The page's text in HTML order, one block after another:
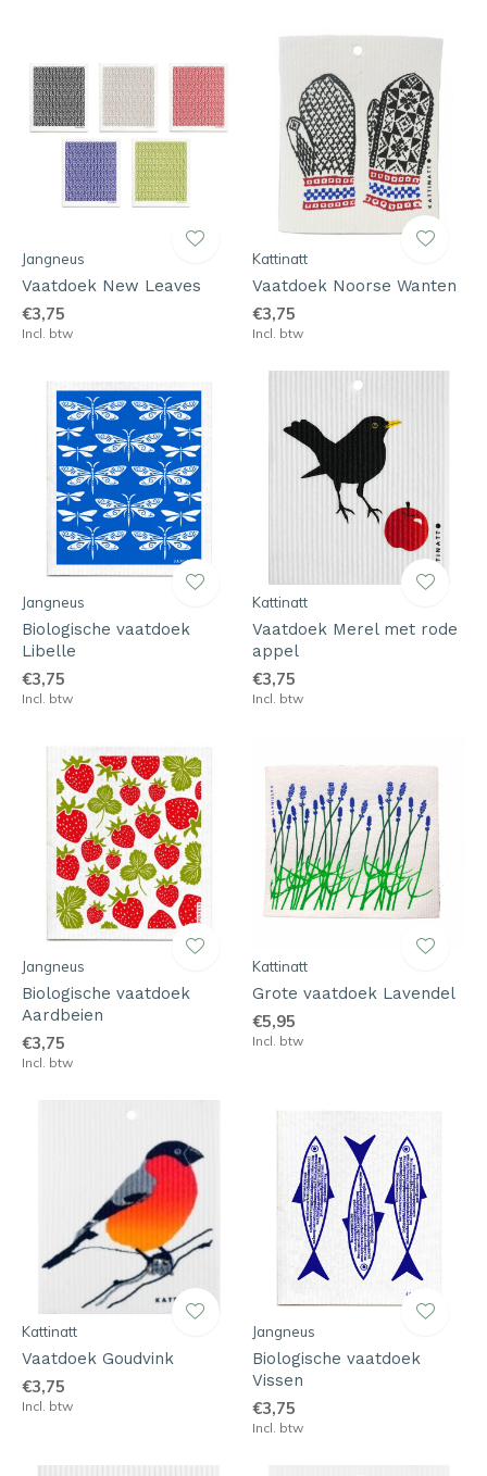
Jangneus
Vaatdoek New Leaves
€3,75
Incl. btw
Kattinatt
Vaatdoek Noorse Wanten
€3,75
Incl. btw
Jangneus
Biologische vaatdoek
Libelle
€3,75
Incl. btw
Kattinatt
Vaatdoek Merel met rode
appel
€3,75
Incl. btw
Jangneus
Biologische vaatdoek
Aardbeien
€3,75
Incl. btw
Kattinatt
Grote vaatdoek Lavendel
€5,95
Incl. btw
Kattinatt
Vaatdoek Goudvink
€3,75
Incl. btw
Jangneus
Biologische vaatdoek
Vissen
€3,75
Incl. btw